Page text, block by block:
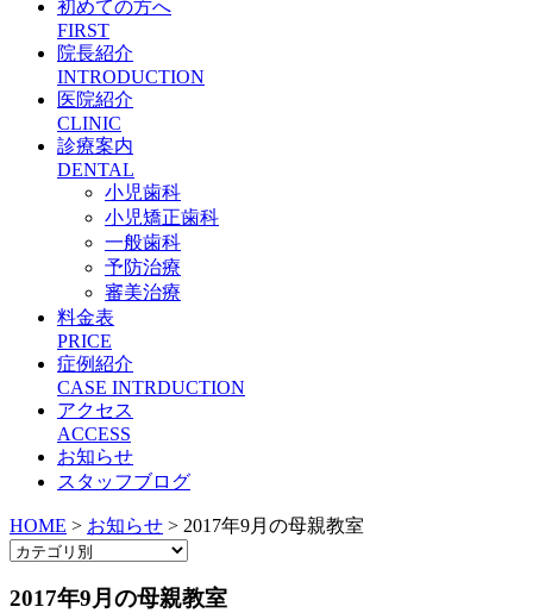
初めての方へ
FIRST
院長紹介
INTRODUCTION
医院紹介
CLINIC
診療案内
DENTAL
小児歯科
小児矯正歯科
一般歯科
予防治療
審美治療
料金表
PRICE
症例紹介
CASE INTRDUCTION
アクセス
ACCESS
お知らせ
スタッフブログ
HOME > お知らせ > 2017年9月の母親教室
2017年9月の母親教室